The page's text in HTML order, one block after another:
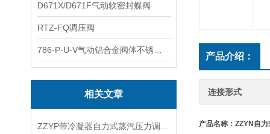
D671X/D671F气动软密封蝶阀
RTZ-FQ调压阀
相关文章
产品介绍：
连接形式
产品名称：ZZYN自